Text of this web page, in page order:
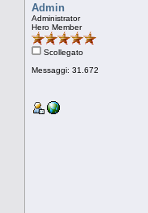
Admin
Administrator
Hero Member
Scollegato
Messaggi: 31.672